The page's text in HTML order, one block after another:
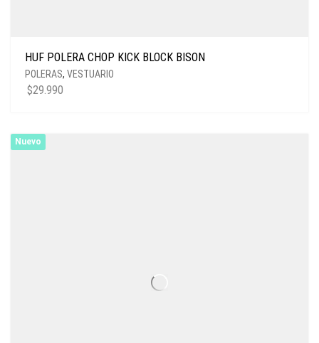
HUF POLERA CHOP KICK BLOCK BISON
POLERAS, VESTUARIO
$29.990
Nuevo